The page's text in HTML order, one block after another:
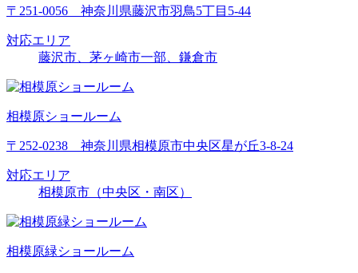
〒251-0056 神奈川県藤沢市羽鳥5丁目5-44
対応エリア
藤沢市、茅ヶ崎市一部、鎌倉市
相模原ショールーム
〒252-0238 神奈川県相模原市中央区星が丘3-8-24
対応エリア
相模原市（中央区・南区）
相模原緑ショールーム